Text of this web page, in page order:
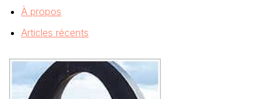
À propos
Articles récents